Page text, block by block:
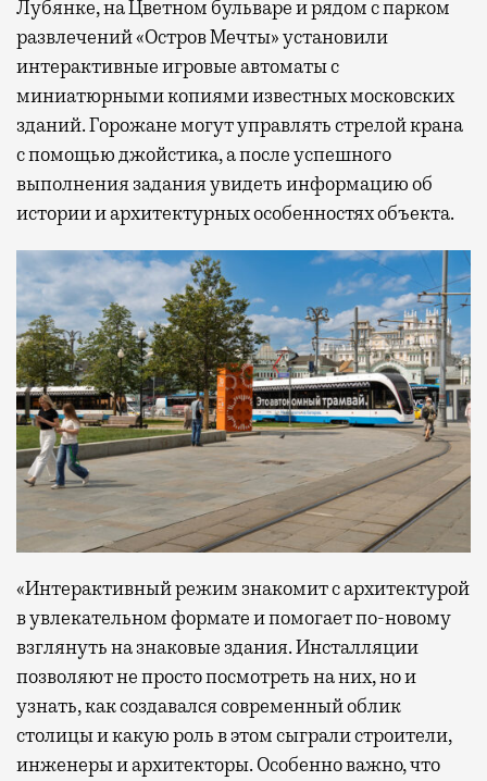
Лубянке, на Цветном бульваре и рядом с парком
развлечений «Остров Мечты» установили
интерактивные игровые автоматы с
миниатюрными копиями известных московских
зданий. Горожане могут управлять стрелой крана
с помощью джойстика, а после успешного
выполнения задания увидеть информацию об
истории и архитектурных особенностях объекта.
«Интерактивный режим знакомит с архитектурой
в увлекательном формате и помогает по-новому
взглянуть на знаковые здания. Инсталляции
позволяют не просто посмотреть на них, но и
узнать, как создавался современный облик
столицы и какую роль в этом сыграли строители,
инженеры и архитекторы. Особенно важно, что